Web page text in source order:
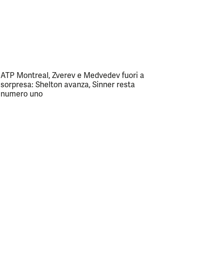
ATP Montreal, Zverev e Medvedev fuori a
sorpresa: Shelton avanza, Sinner resta
numero uno